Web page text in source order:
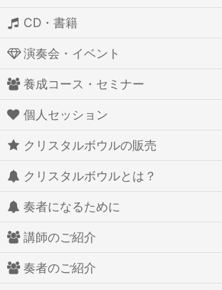
CD・書籍
演奏会・イベント
養成コース・セミナー
個人セッション
クリスタルボウルの販売
クリスタルボウルとは？
奏者になるために
講師のご紹介
奏者のご紹介